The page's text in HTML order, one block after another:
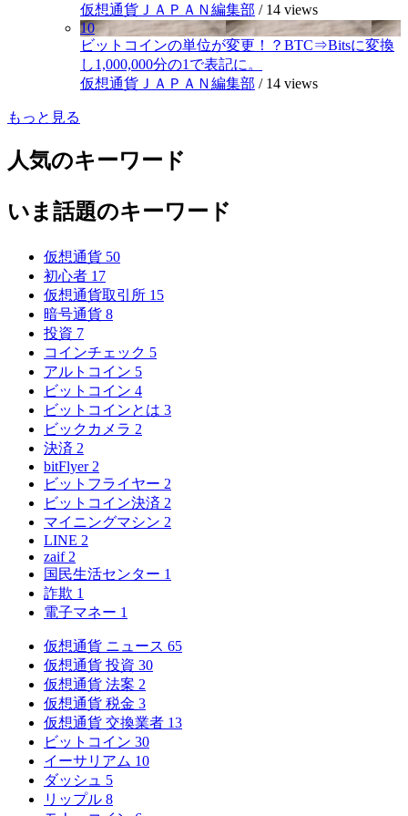
仮想通貨ＪＡＰＡＮ編集部 / 14 views
10
ビットコインの単位が変更！？BTC⇒Bitsに変換
し1,000,000分の1で表記に。
仮想通貨ＪＡＰＡＮ編集部 / 14 views
もっと見る
人気のキーワード
いま話題のキーワード
仮想通貨 50
初心者 17
仮想通貨取引所 15
暗号通貨 8
投資 7
コインチェック 5
アルトコイン 5
ビットコイン 4
ビットコインとは 3
ビックカメラ 2
決済 2
bitFlyer 2
ビットフライヤー 2
ビットコイン決済 2
マイニングマシン 2
LINE 2
zaif 2
国民生活センター 1
詐欺 1
電子マネー 1
仮想通貨 ニュース 65
仮想通貨 投資 30
仮想通貨 法案 2
仮想通貨 税金 3
仮想通貨 交換業者 13
ビットコイン 30
イーサリアム 10
ダッシュ 5
リップル 8